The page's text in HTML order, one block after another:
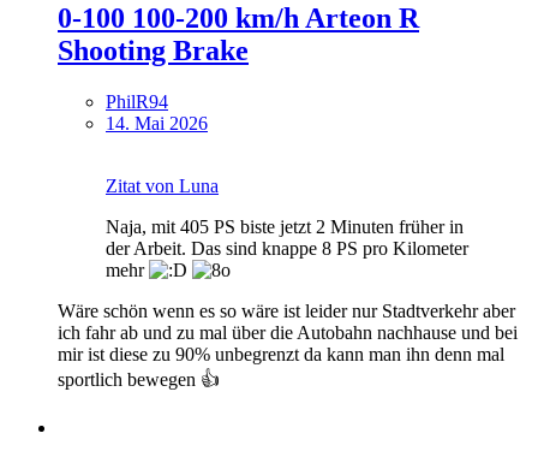
0-100 100-200 km/h Arteon R
Shooting Brake
PhilR94
14. Mai 2026
Zitat von Luna
Naja, mit 405 PS biste jetzt 2 Minuten früher in
der Arbeit. Das sind knappe 8 PS pro Kilometer
mehr
Wäre schön wenn es so wäre ist leider nur Stadtverkehr aber
ich fahr ab und zu mal über die Autobahn nachhause und bei
mir ist diese zu 90% unbegrenzt da kann man ihn denn mal
sportlich bewegen 👍